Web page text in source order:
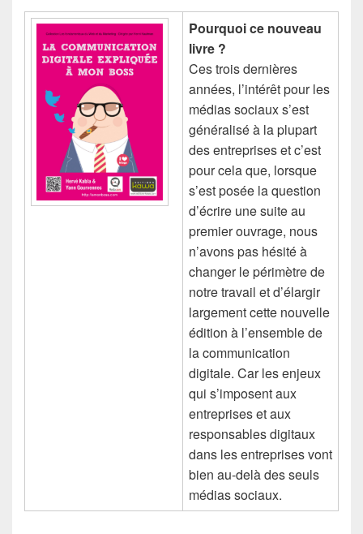
Pourquoi ce nouveau
livre ?
Ces trois dernières
années, l’intérêt pour les
médias sociaux s’est
généralisé à la plupart
des entreprises et c’est
pour cela que, lorsque
s’est posée la question
d’écrire une suite au
premier ouvrage, nous
n’avons pas hésité à
changer le périmètre de
notre travail et d’élargir
largement cette nouvelle
édition à l’ensemble de
la communication
digitale. Car les enjeux
qui s’imposent aux
entreprises et aux
responsables digitaux
dans les entreprises vont
bien au-delà des seuls
médias sociaux.